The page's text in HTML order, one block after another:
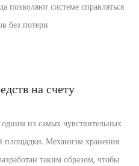
позволяют системе справляться
без потери
на счету
из самых чувствительных
площадки. Механизм хранения
таким образом, чтобы